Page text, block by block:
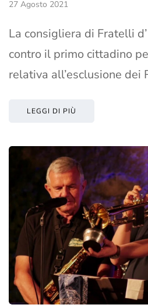
27 Agosto 2021
La consigliera di Fratelli
contro il primo cittadino
relativa all’esclusione dei
LEGGI DI PIÙ